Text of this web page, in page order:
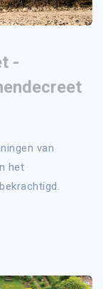
-
van
het